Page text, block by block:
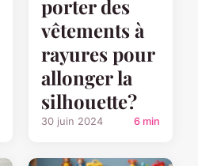
porter des
vêtements à
rayures pour
allonger la
silhouette?
30 juin 2024 6 min